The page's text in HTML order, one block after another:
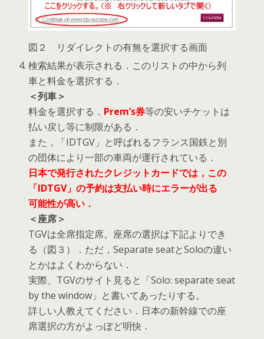
図２ リダイレクトの有無を選択する画面
検索結果が表示される．このリストの中から列
車と料金を選択する．
＜列車＞
料金を選択する． Prem’s券等の安いチケットは
払い戻し等に制限がある．
また，「IDTGV」と呼ばれるフランス国鉄と別
の団体により一部の車両が運行されている．
日本で発行されたクレジットカードでは，この
「IDTGV」の予約は支払い時にエラーが出る
可能性が高い．
＜座席＞
TGVは全席指定席。座席の選択は下記よりでき
る（図３）．ただ，Separate seatとSoloの違い
とかはよくわからない．
実際、TGVのサイト見ると「Solo: separate seat
by the window」と書いてあったりする。
詳しい人教えてください．日本の新幹線での座
席選択の方がよっぽど明快．